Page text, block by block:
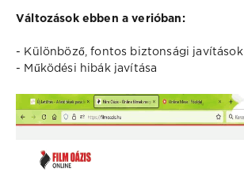
Változások ebben a verióban:
- Különböző, fontos biztonsági javítások
- Működési hibák javítása